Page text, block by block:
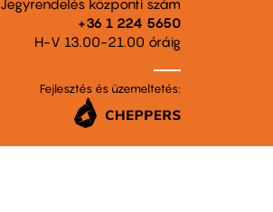
Jegyrendelés központi szám
+36 1 224 5650
H-V 13.00-21.00 óráig
Fejlesztés és üzemeltetés: